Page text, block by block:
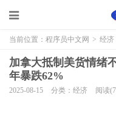
当前位置： 程序员中文网 > 经济
加拿大抵制美货情绪
年暴跌62%
2025-08-15 分类：经济 阅读